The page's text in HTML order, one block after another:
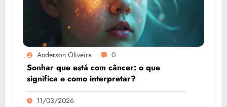
Anderson Oliveira 0
Sonhar que está com câncer: o que
significa e como interpretar?
11/03/2026